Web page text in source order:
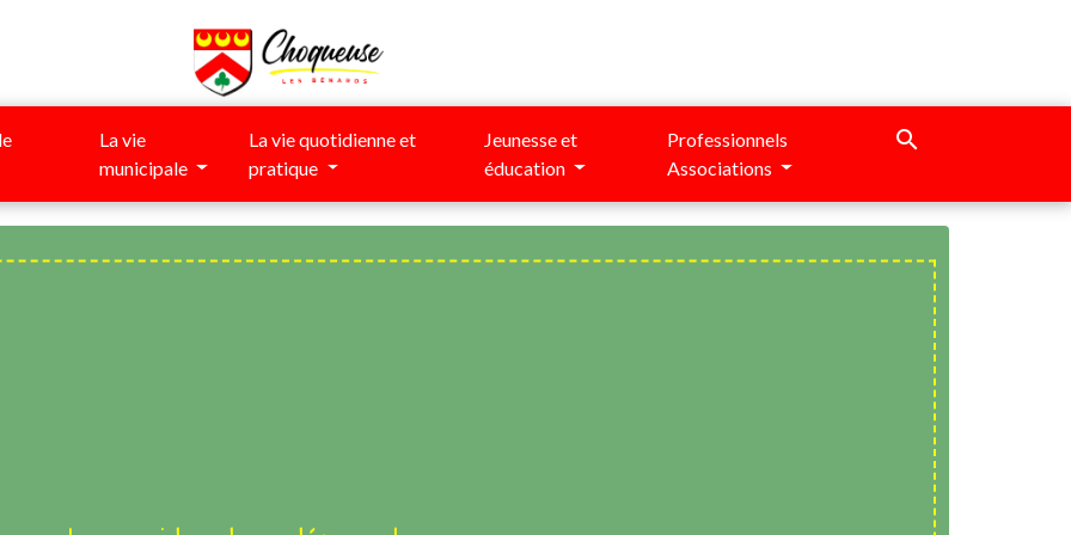
La vie
municipale
La vie quotidienne et
pratique
Jeunesse et
éducation
Professionnels
Associations
search